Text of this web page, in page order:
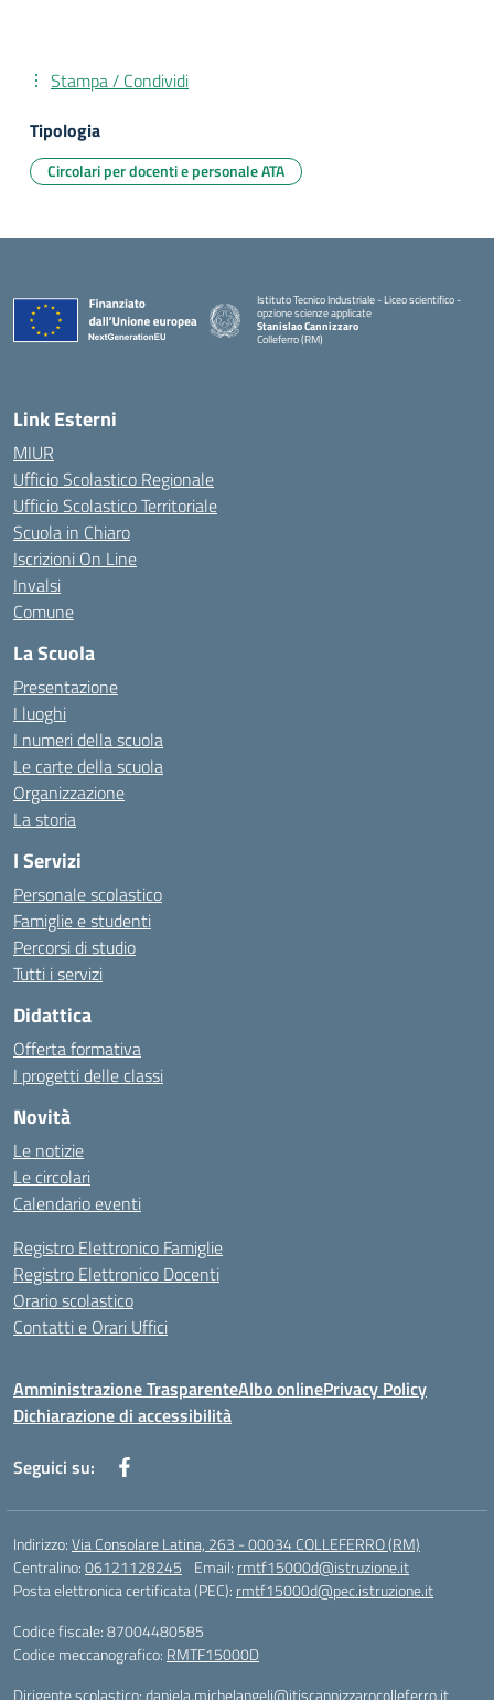
Stampa / Condividi
Tipologia
Circolari per docenti e personale ATA
Istituto Tecnico Industriale - Liceo scientifico -
opzione scienze applicate
Stanislao Cannizzaro
Colleferro (RM)
Link Esterni
MIUR
Ufficio Scolastico Regionale
Ufficio Scolastico Territoriale
Scuola in Chiaro
Iscrizioni On Line
Invalsi
Comune
La Scuola
Presentazione
I luoghi
I numeri della scuola
Le carte della scuola
Organizzazione
La storia
I Servizi
Personale scolastico
Famiglie e studenti
Percorsi di studio
Tutti i servizi
Didattica
Offerta formativa
I progetti delle classi
Novità
Le notizie
Le circolari
Calendario eventi
Registro Elettronico Famiglie
Registro Elettronico Docenti
Orario scolastico
Contatti e Orari Uffici
Amministrazione TrasparenteAlbo onlinePrivacy Policy
Dichiarazione di accessibilità
Seguici su:
Indirizzo:Via Consolare Latina, 263 - 00034 COLLEFERRO (RM)
Centralino:06121128245 Email: rmtf15000d@istruzione.it
Posta elettronica certificata (PEC): rmtf15000d@pec.istruzione.it
Codice fiscale: 87004480585
Codice meccanografico: RMTF15000D
Dirigente scolastico: daniela.michelangeli@itiscannizzarocolleferro.it